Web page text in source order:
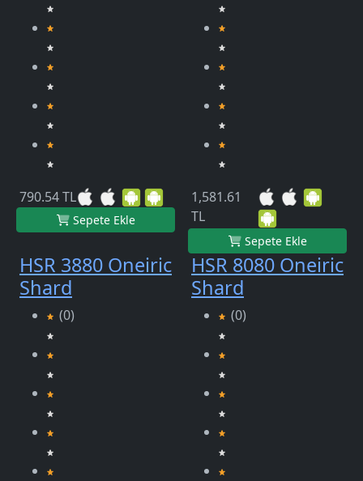
790.54 TL
Sepete Ekle
1,581.61
TL
Sepete Ekle
HSR 3880 Oneiric
Shard
(0)
HSR 8080 Oneiric
Shard
(0)